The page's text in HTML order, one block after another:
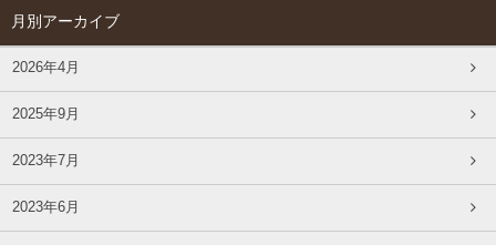
月別アーカイブ
2026年4月
2025年9月
2023年7月
2023年6月